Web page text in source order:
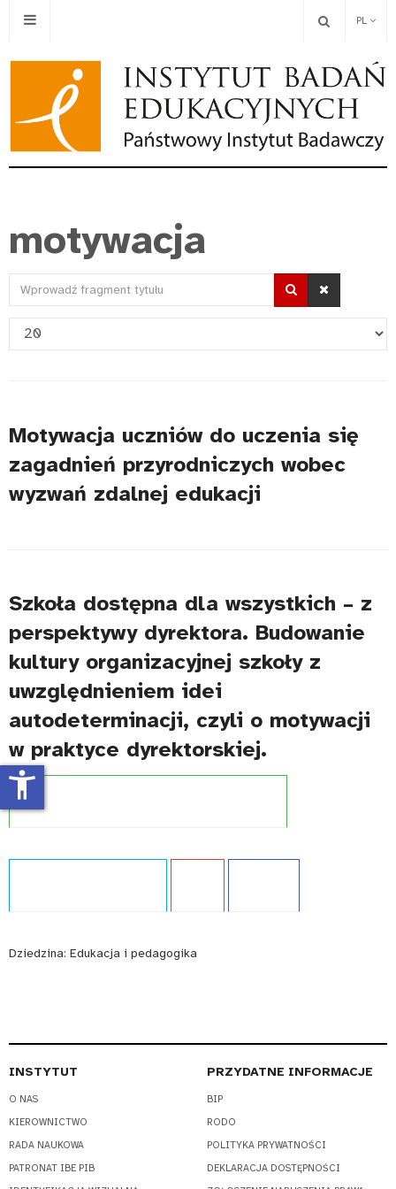
PL
motywacja
Wprowadź
tytułu
Pokaż
Motywacja uczniów do uczenia się
zagadnień przyrodniczych wobec
wyzwań zdalnej edukacji
Szkoła dostępna dla wszystkich – z
perspektywy dyrektora. Budowanie
kultury organizacyjnej szkoły z
uwzględnieniem idei
autodeterminacji, czyli o motywacji
w praktyce dyrektorskiej.
Dziedzina: Edukacja i pedagogika
INSTYTUT
O NAS
KIEROWNICTWO
RADA NAUKOWA
PATRONAT IBE PIB
PRZYDATNE INFORMACJE
BIP
RODO
POLITYKA PRYWATNOŚCI
DEKLARACJA DOSTĘPNOŚCI
accessibility_new